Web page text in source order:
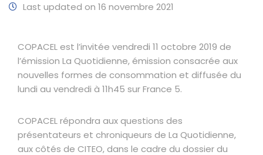
Last updated on 16 novembre 2021
COPACEL est l’invitée vendredi 11 octobre 2019 de
l’émission La Quotidienne, émission consacrée aux
nouvelles formes de consommation et diffusée du
lundi au vendredi à 11h45 sur France 5.
COPACEL répondra aux questions des
présentateurs et chroniqueurs de La Quotidienne,
aux côtés de CITEO, dans le cadre du dossier du